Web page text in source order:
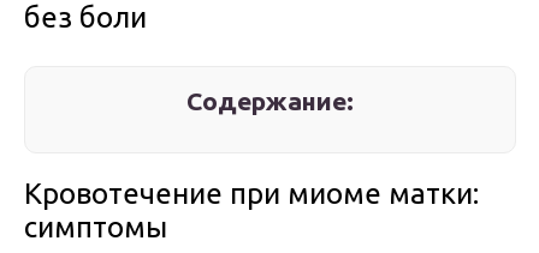
без боли
Содержание:
Кровотечение при миоме матки:
симптомы